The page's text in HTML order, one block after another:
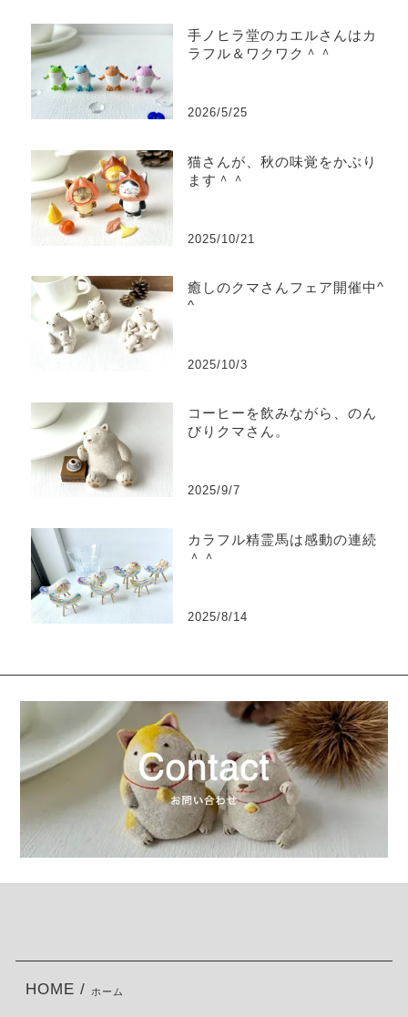
手ノヒラ堂のカエルさんはカ
ラフル＆ワクワク＾＾
2026/5/25
猫さんが、秋の味覚をかぶり
ます＾＾
2025/10/21
癒しのクマさんフェア開催中^
^
2025/10/3
コーヒーを飲みながら、のん
びりクマさん。
2025/9/7
カラフル精霊馬は感動の連続
＾＾
2025/8/14
HOME / ホーム